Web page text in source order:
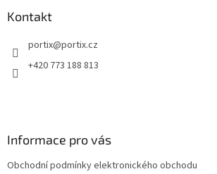
Kontakt
portix@portix.cz
+420 773 188 813
Informace pro vás
Obchodní podmínky elektronického obchodu